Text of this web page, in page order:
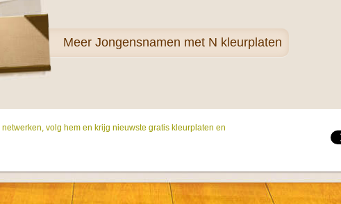
Meer Jongensnamen met N kleurplaten
volg hem en krijg nieuwste gratis kleurplaten en